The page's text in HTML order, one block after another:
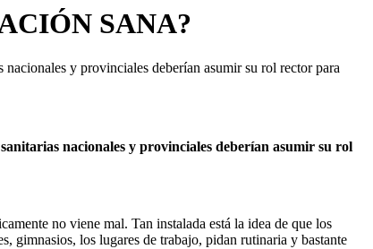
SANA?
nacionales y provinciales deberían asumir su rol rector para
nacionales y provinciales deberían asumir su rol
no viene mal. Tan instalada está la idea de que los
gimnasios, los lugares de trabajo, pidan rutinaria y bastante